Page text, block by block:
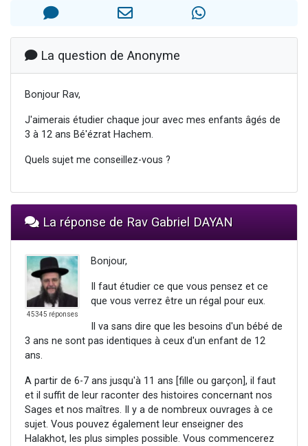
Il reste 49 places pour étudier en groupe sur Zoom
12 nouvelles musiques dans Torah-Box Music
La question de Anonyme
Bonjour Rav,
J'aimerais étudier chaque jour avec mes enfants âgés de
3 à 12 ans Bé'ézrat Hachem.
Quels sujet me conseillez-vous ?
La réponse de Rav Gabriel DAYAN
45345 réponses
Bonjour,
Il faut étudier ce que vous pensez et ce
que vous verrez être un régal pour eux.
Il va sans dire que les besoins d'un bébé de
3 ans ne sont pas identiques à ceux d'un enfant de 12
ans.
A partir de 6-7 ans jusqu'à 11 ans [fille ou garçon], il faut
et il suffit de leur raconter des histoires concernant nos
Sages et nos maîtres. Il y a de nombreux ouvrages à ce
sujet. Vous pouvez également leur enseigner des
Halakhot, les plus simples possible. Vous commencerez